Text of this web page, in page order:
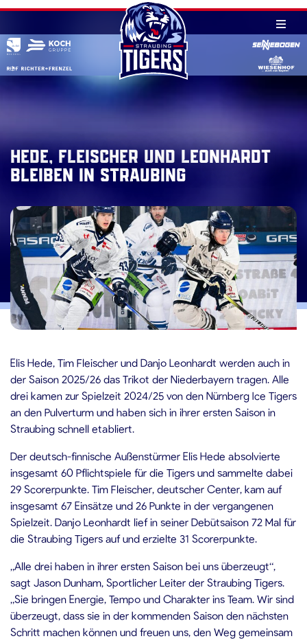
Skip
content
Hede, Fleischer und Leonhardt
bleiben in Straubing
Elis Hede, Tim Fleischer und Danjo Leonhardt werden auch in
der Saison 2025/26 das Trikot der Niederbayern tragen. Alle
drei kamen zur Spielzeit 2024/25 von den Nürnberg Ice Tigers
an den Pulverturm und haben sich in ihrer ersten Saison in
Straubing schnell etabliert.
Der deutsch-finnische Außenstürmer Elis Hede absolvierte
insgesamt 60 Pflichtspiele für die Tigers und sammelte dabei
29 Scorerpunkte. Tim Fleischer, deutscher Center, kam auf
insgesamt 67 Einsätze und 26 Punkte in der vergangenen
Spielzeit. Danjo Leonhardt lief in seiner Debütsaison 72 Mal für
die Straubing Tigers auf und erzielte 31 Scorerpunkte.
„Alle drei haben in ihrer ersten Saison bei uns überzeugt“,
sagt Jason Dunham, Sportlicher Leiter der Straubing Tigers.
„Sie bringen Energie, Tempo und Charakter ins Team. Wir sind
überzeugt, dass sie in der kommenden Saison den nächsten
Schritt machen können und freuen uns, den Weg gemeinsam